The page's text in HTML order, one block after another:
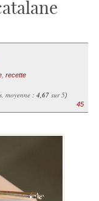
, recette
moyenne : 4,67sur 5)
45